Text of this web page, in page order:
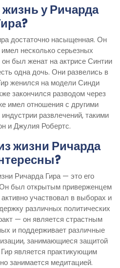
у Ричарда
достаточно насыщенная. Он
несколько серьезных
был женат на актрисе Синтии
одна дочь. Они развелись в
женился на модели Синди
закончился разводом через
имел отношения с другими
развлечений, такими
и Джулия Робертс.
жизни Ричарда
Ричарда Гира — это его
Он был открытым приверженцем
участвовал в выборах и
различных политических
— он является страстным
и поддерживает различные
занимающиеся защитой
является практикующим
занимается медитацией.